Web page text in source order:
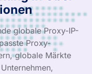
globale Proxy-IP-
Proxy-
globale Märkte